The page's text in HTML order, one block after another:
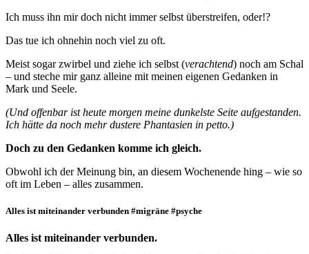
Ich muss ihn mir doch nicht immer selbst überstreifen, oder!?
Das tue ich ohnehin noch viel zu oft.
Meist sogar zwirbel und ziehe ich selbst (verachtend) noch am Schal
– und steche mir ganz alleine mit meinen eigenen Gedanken in
Mark und Seele.
(Und offenbar ist heute morgen meine dunkelste Seite aufgestanden.
Ich hätte da noch mehr dustere Phantasien in petto.)
Doch zu den Gedanken komme ich gleich.
Obwohl ich der Meinung bin, an diesem Wochenende hing – wie so
oft im Leben – alles zusammen.
Alles ist miteinander verbunden #migräne #psyche
Alles ist miteinander verbunden.